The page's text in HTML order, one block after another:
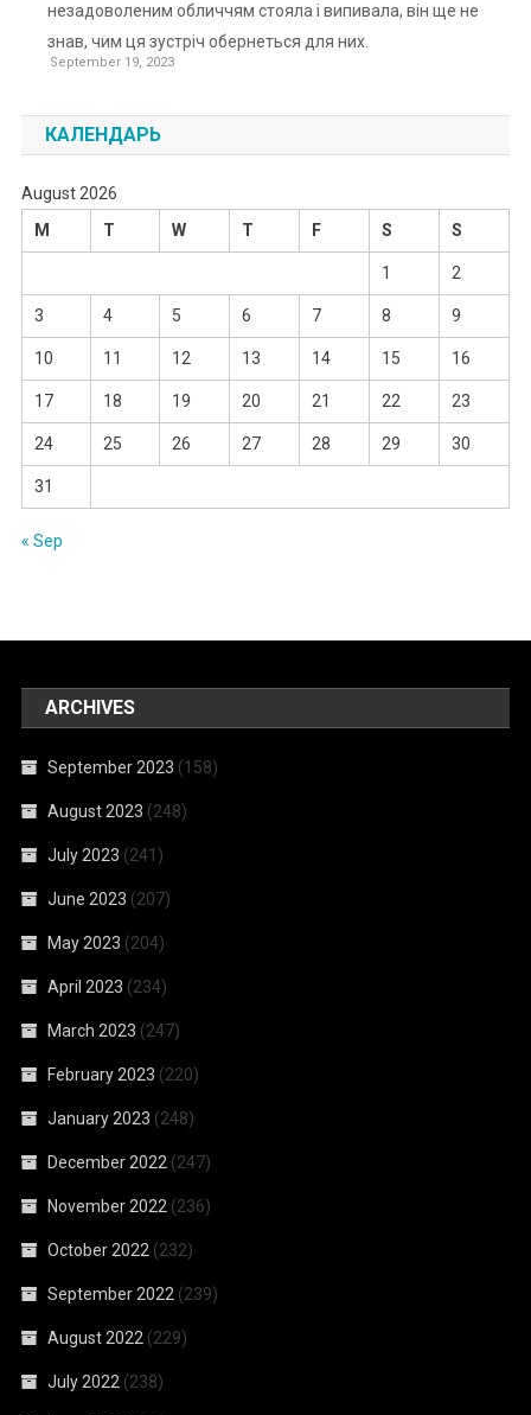
незадоволеним обличчям стояла і випивала, він ще не
знав, чим ця зустріч обернеться для них.
September 19, 2023
КАЛЕНДАРЬ
August 2026
M
T W T F S S
1 2
3 4 5 6 7 8 9
10 11 12 13 14 15 16
17 18 19 20 21 22 23
24 25 26 27 28 29 30
31
« Sep
ARCHIVES
September 2023 (158)
August 2023 (248)
July 2023 (241)
June 2023 (207)
May 2023 (204)
April 2023 (234)
March 2023 (247)
February 2023 (220)
January 2023 (248)
December 2022 (247)
November 2022 (236)
October 2022 (232)
September 2022 (239)
August 2022 (229)
July 2022 (238)